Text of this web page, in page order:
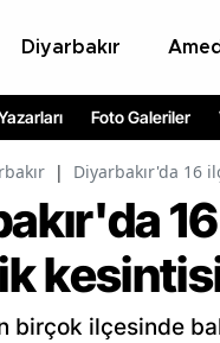
Diyarbakır
Foto Galeriler
| Diyarbakır'da 16
birçok ilçesinde